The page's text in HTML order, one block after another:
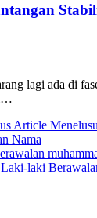
lagi ada di
Article Previous
Nama
laki